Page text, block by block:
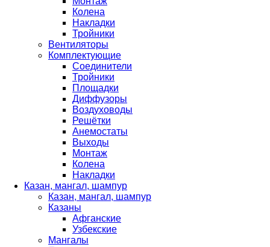
Колена
Накладки
Тройники
Вентиляторы
Комплектующие
Соединители
Тройники
Площадки
Диффузоры
Воздуховоды
Решётки
Анемостаты
Выходы
Монтаж
Колена
Накладки
Казан, мангал, шампур
Казан, мангал, шампур
Казаны
Афганские
Узбекские
Мангалы